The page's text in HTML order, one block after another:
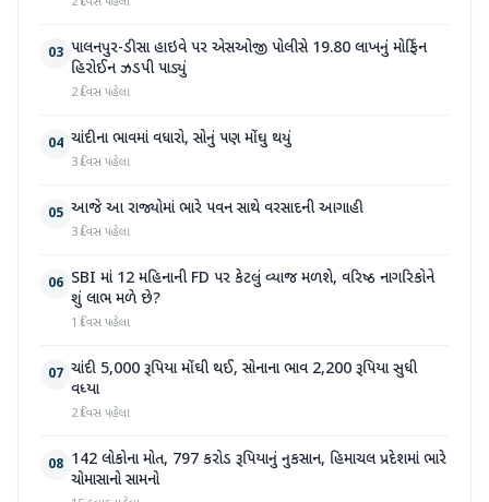
03 પાલનપુર-ડીસા હાઇવે પર એસઓજી પોલીસે 19.80 લાખનું મોર્ફિન
હિરોઈન ઝડપી પાડ્યું
2 દિવસ પહેલા
04 ચાંદીના ભાવમાં વધારો, સોનું પણ મોંઘુ થયું
3 દિવસ પહેલા
05 આજે આ રાજ્યોમાં ભારે પવન સાથે વરસાદની આગાહી
3 દિવસ પહેલા
06 SBI માં 12 મહિનાની FD પર કેટલું વ્યાજ મળશે, વરિષ્ઠ નાગરિકોને
શું લાભ મળે છે?
1 દિવસ પહેલા
07 ચાંદી 5,000 રૂપિયા મોંઘી થઈ, સોનાના ભાવ 2,200 રૂપિયા સુધી
વધ્યા
2 દિવસ પહેલા
08 142 લોકોના મોત, 797 કરોડ રૂપિયાનું નુકસાન, હિમાચલ પ્રદેશમાં ભારે
ચોમાસાનો સામનો